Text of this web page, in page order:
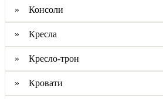
» Консоли
» Кресла
» Кресло-трон
» Кровати